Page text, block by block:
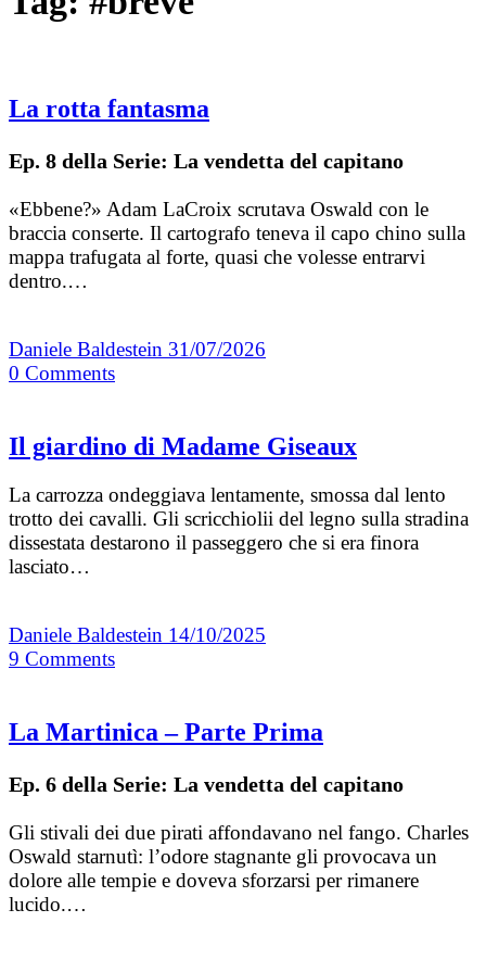
La rotta fantasma
Ep. 8 della Serie: La vendetta del capitano
«Ebbene?» Adam LaCroix scrutava Oswald con le
braccia conserte. Il cartografo teneva il capo chino sulla
mappa trafugata al forte, quasi che volesse entrarvi
dentro.…
Daniele Baldestein 31/07/2026
0 Comments
Il giardino di Madame Giseaux
La carrozza ondeggiava lentamente, smossa dal lento
trotto dei cavalli. Gli scricchiolii del legno sulla stradina
dissestata destarono il passeggero che si era finora
lasciato…
Daniele Baldestein 14/10/2025
9 Comments
La Martinica – Parte Prima
Ep. 6 della Serie: La vendetta del capitano
Gli stivali dei due pirati affondavano nel fango. Charles
Oswald starnutì: l’odore stagnante gli provocava un
dolore alle tempie e doveva sforzarsi per rimanere
lucido.…